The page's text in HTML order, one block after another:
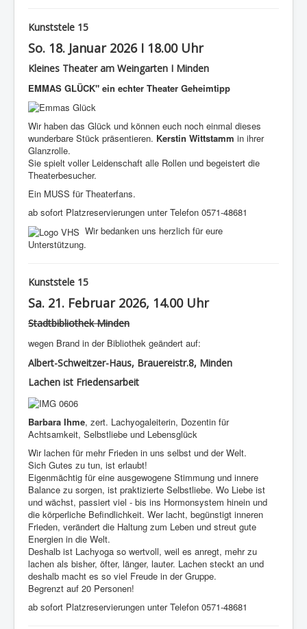
Kunststele 15
So. 18. Januar 2026 I 18.00 Uhr
Kleines Theater am Weingarten I Minden
EMMAS GLÜCK" ein echter Theater Geheimtipp
Wir haben das Glück und können euch noch einmal dieses
wunderbare Stück präsentieren. Kerstin Wittstamm in ihrer
Glanzrolle.
Sie spielt voller Leidenschaft alle Rollen und begeistert die
Theaterbesucher.
Ein MUSS für Theaterfans.
ab sofort Platzreservierungen unter Telefon 0571-48681
Wir bedanken uns herzlich für eure
Unterstützung.
Kunststele 15
Sa. 21. Februar 2026, 14.00 Uhr
Stadtbibliothek Minden
wegen Brand in der Bibliothek geändert auf:
Albert-Schweitzer-Haus, Brauereistr.8, Minden
Lachen ist Friedensarbeit
Barbara Ihme, zert. Lachyogaleiterin, Dozentin für
Achtsamkeit, Selbstliebe und Lebensglück
Wir lachen für mehr Frieden in uns selbst und der Welt.
Sich Gutes zu tun, ist erlaubt!
Eigenmächtig für eine ausgewogene Stimmung und innere
Balance zu sorgen, ist praktizierte Selbstliebe. Wo Liebe ist
und wächst, passiert viel - bis ins Hormonsystem hinein und
die körperliche Befindlichkeit. Wer lacht, begünstigt inneren
Frieden, verändert die Haltung zum Leben und streut gute
Energien in die Welt.
Deshalb ist Lachyoga so wertvoll, weil es anregt, mehr zu
lachen als bisher, öfter, länger, lauter. Lachen steckt an und
deshalb macht es so viel Freude in der Gruppe.
Begrenzt auf 20 Personen!
ab sofort Platzreservierungen unter Telefon 0571-48681